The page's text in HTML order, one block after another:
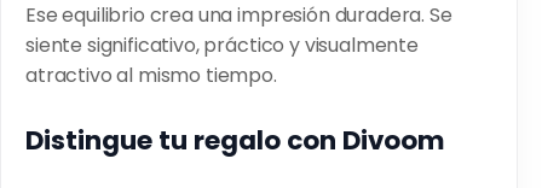
Ese equilibrio crea una impresión duradera. Se
siente significativo, práctico y visualmente
atractivo al mismo tiempo.
Distingue tu regalo con Divoom